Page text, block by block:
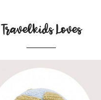
Travelkids Loves